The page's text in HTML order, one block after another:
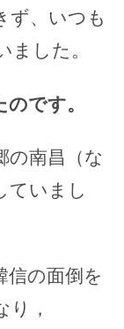
ず、いつも
ました。
です。
の南昌（な
ていまし
信の面倒を
り，